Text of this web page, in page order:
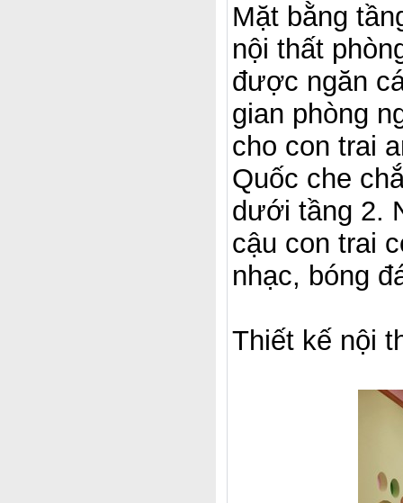
Mặt bằng
nội thất
được ngăn
gian phòng
cho con trai
Quốc che
dưới tầng 2.
cậu con trai
nhạc, bóng
Thiết kế nội